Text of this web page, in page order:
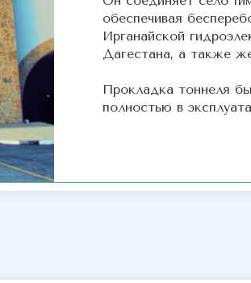
обеспечивая
Ирганайской
Дагестана, а также
Прокладка тоннеля
полностью в